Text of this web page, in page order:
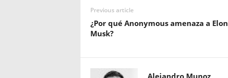
Previous article
¿Por qué Anonymous amenaza a Elon
Musk?
Alejandro Munoz